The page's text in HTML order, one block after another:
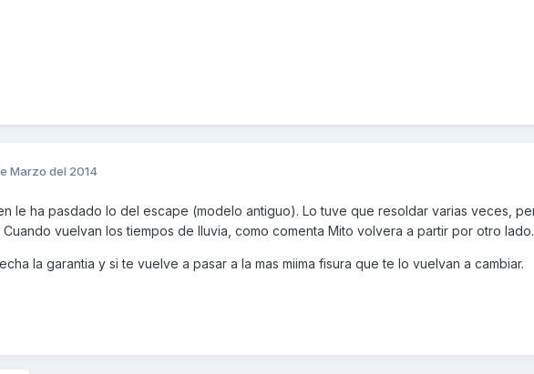
Marzo del 2014
le ha pasdado lo del escape (modelo antiguo). Lo tuve que resoldar varias veces,
Cuando vuelvan los tiempos de lluvia, como comenta Mito volvera a partir por otro lado.
la garantia y si te vuelve a pasar a la mas miima fisura que te lo vuelvan a cambiar.